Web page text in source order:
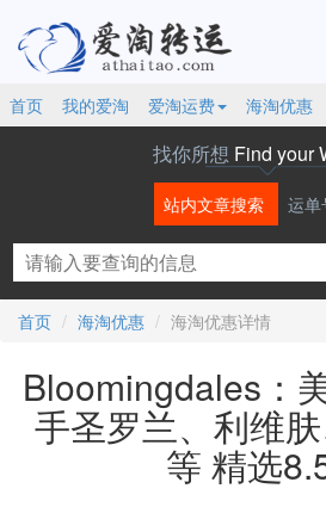
首页 我的爱淘 爱淘运费 海淘优惠
找你所想 Find your
站内文章搜索 运单
首页 海淘优惠 海淘优惠详情
Bloomingdales：
手圣罗兰、利维
等 精选